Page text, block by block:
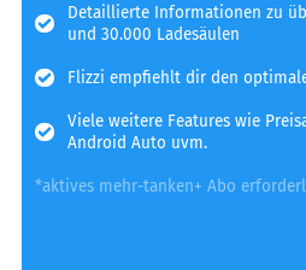
Detaillierte Informationen zu
und 30.000 Ladesäulen
Flizzi empfiehlt dir den
Viele weitere Features wie
Android Auto uvm.
*aktives mehr-tanken+ Abo